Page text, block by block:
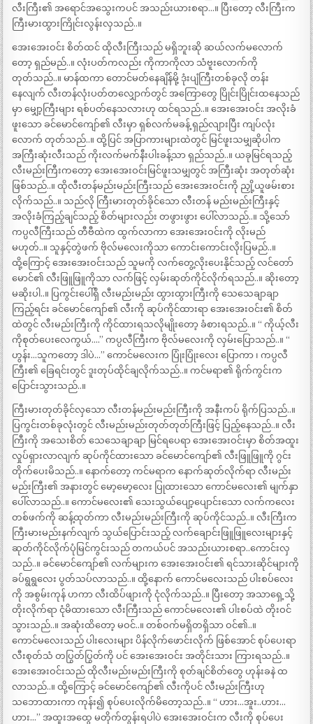
လီးကြီး၏ အရောင်အသွေးကပင် အသည်းယားစရာ…။ ပြီးတော့ လီးကြီးက
ကြီးမားထွားကြိုင်းလွန်းလှသည်..။
အေးအေးဝင်း စိတ်ထင် ထိုလီးကြီးသည် မရှိဘူးဆို ဆယ်လက်မလောက်
တော့ ရှည်မည်..။ လုံးပတ်ကလည်း ကိုကာကိုလာ သံဗူးလောက်ကို
တုတ်သည်..။ မာန်ထကာ တောင်မတ်နေချိန်မို့ ဒုံးပျံကြီးတစ်ခုလို တန်း
နေလျက် လီးတန်လုံးပတ်တလျှောက်တွင် အကြောတွေ ပြိုင်းပြိုင်းထနေသည်
မှာ မျှော့ကြီးများ ရစ်ပတ်နေသလားဟု ထင်ရသည်..။ အေးအေးဝင်း အလိုးခံ
ဖူးသော ခင်မောင်ကျော်၏ လီးမှာ ရှစ်လက်မခန့် ရှည်လျားပြီး ကျပ်လုံး
လောက် တုတ်သည်..။ ထို့ပြင် အပြာကားများထဲတွင် မြင်ဖူးသမျှဆိုပါက
အကြီးဆုံးလီးသည် ကိုးလက်မက်နီးပါးခန့်သာ ရှည်သည်..။ ယခုမြင်ရသည့်
လီးမည်းကြီးကတော့ အေးအေးဝင်းမြင်ဖူးသမျှတွင် အကြီးဆုံး အတုတ်ဆုံး
ဖြစ်သည်..။ ထိုလီးတန်မည်းမည်းကြီးသည် အေးအေးဝင်းကို ညှို့ယူဖမ်းစား
လိုက်သည်..။ သည်လို ကြီးမားတုတ်ခိုင်သော လီးတန် မည်းမည်းကြီးနှင့်
အလိုးခံကြည့်ချင်သည့် စိတ်များလည်း တဖွားဖွား ပေါ်လာသည်..။ သို့သော်
ကပ္ပလီကြီးသည် တီဗီထဲက ထွက်လာကာ အေးအေးဝင်းကို လိုးမည်
မဟုတ်..။ သူနှင့်တွဲဖက် ဗိုလ်မလေးကိုသာ ကောင်းကောင်းလိုးပြမည်..။
ထို့ကြောင့် အေးအေးဝင်းသည် သူမကို လက်တွေ့လိုးပေးနိုင်သည့် လင်တော်
မောင်၏ လီးဖြူဖြူကိုသာ လက်ဖြင့် လှမ်းဆုတ်ကိုင်လိုက်ရသည်..။ ဆိုးတော့
မဆိုးပါ..။ ပြကွင်းပေါ်ရှိ လီးမည်းမည်း ထွားထွားကြီးကို သေသေချာချာ
ကြည့်ရင်း ခင်မောင်ကျော်၏ လီးကို ဆုပ်ကိုင်ထားရာ အေးအေးဝင်း၏ စိတ်
ထဲတွင် လီးမည်းကြီးကို ကိုင်ထားရသလိုမျိုးတော့ ခံစားရသည်..။ “ ကိုယ့်လီး
ကိုစုတ်ပေးလေကွယ်….” ကပ္ပလီကြီးက ဗိုလ်မလေးကို လှမ်းပြောသည်..။ “
ဟွန်း…သူကတော့ ဒါပဲ…” ကောင်မလေးက ပြုံးပြုံးလေး ပြောကာ ၊ ကပ္ပလီ
ကြီး၏ ခြေရင်းတွင် ဒူးတုပ်ထိုင်ချလိုက်သည်..။ ကင်မရာ၏ ရိုက်ကွင်းက
ပြောင်းသွားသည်..။
ကြီးမားတုတ်ခိုင်လှသော လီးတန်မည်းမည်းကြီးကို အနီးကပ် ရိုက်ပြသည်..။
ပြကွင်းတစ်ခုလုံးတွင် လီးမည်းမည်းတုတ်တုတ်ကြီးဖြင့် ပြည့်နေသည်..။ လီး
ကြီးကို အသေးစိတ် သေသေချာချာ မြင်ရပေရာ အေးအေးဝင်းမှာ စိတ်အထူး
လှုပ်ရှားလာလျက် ဆုပ်ကိုင်ထားသော ခင်မောင်ကျော်၏ လီးဖြူဖြူကို ဂွင်း
တိုက်ပေးမိသည်..။ နောက်တော့ ကင်မရာက နောက်ဆုတ်လိုက်ရာ လီးမည်း
မည်းကြီး၏ အနားတွင် မော့မော့လေး ပြုထားသော ကောင်မလေး၏ မျက်နှာ
ပေါ်လာသည်..။ ကောင်မလေး၏ သေးသွယ်ပျော့ပျောင်းသော လက်ကလေး
တစ်ဖက်ကို ဆန့်ထုတ်ကာ လီးမည်းမည်းကြီးကို ဆုပ်ကိုင်သည်..။ လီးကြီးက
ကြီးမားမည်းနက်လျက် သွယ်ပြောင်းသည့် လက်ချောင်းဖြူဖြူလေးများနှင့်
ဆုတ်ကိုင်လိုက်ပုံမြင်ကွင်းသည် တကယ်ပင် အသည်းယားစရာ..ကောင်းလှ
သည်..။ ခင်မောင်ကျော်၏ လက်များက အေးအေးဝင်း၏ ရင်သားဆိုင်များကို
ခပ်ရွရွလေး ပွတ်သပ်လာသည်..။ ထို့နောက် ကောင်မလေးသည် ပါးစပ်လေး
ကို အစွမ်းကုန် ဟကာ လီးထိပ်ဖျားကို ငုံလိုက်သည်..။ ပြီးတော့ အသာရှေ့သို့
တိုးလိုက်ရာ ငုံမိထားသော လီးကြီးသည် ကောင်မလေး၏ ပါးစပ်ထဲ တိုးဝင်
သွားသည်..။ အဆုံးထိတော့ မဝင်..။ တစ်ဝက်မရှိတရှိသာ ဝင်၏..။
ကောင်မလေးသည် ပါးလေးများ ပိန်လိုက်ဖောင်းလိုက် ဖြစ်အောင် စုပ်ပေးရာ
လီးစုတ်သံ တပြွတ်ပြွတ်ကို ပင် အေးအေးဝင်း အတိုင်းသား ကြားရသည်..။
အေးအေးဝင်းသည် ထိုလီးမည်းမည်းကြီးကို စုတ်ချင်စိတ်တွေ ဟုန်းခနဲ ထ
လာသည်..။ ထို့ကြောင့် ခင်မောင်ကျော်၏ လီးကိုပင် လီးမည်းကြီးဟု
သဘောထားကာ ကုန်း၍ စုပ်ပေးလိုက်မိတော့သည်..။ “ ဟား…အူး..ဟား…
ဟား…” အထူးအထွေ မတိုက်တွန်းရပါပဲ အေးအေးဝင်းက လီးကို စုပ်ပေး